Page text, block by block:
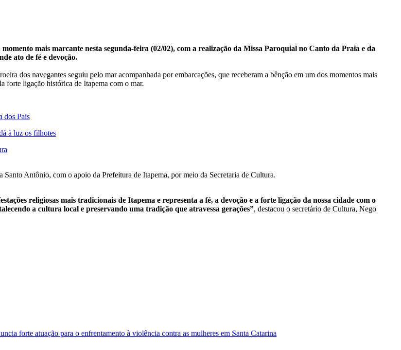
mais marcante nesta segunda-feira (02/02), com a realização da Missa Paroquial no Canto da Praia e da
ato de fé e devoção.
dos navegantes seguiu pelo mar acompanhada por embarcações, que receberam a bênção em um dos momentos mais
forte ligação histórica de Itapema com o mar.
dos Pais
à luz os filhotes
Antônio, com o apoio da Prefeitura de Itapema, por meio da Secretaria de Cultura.
religiosas mais tradicionais de Itapema e representa a fé, a devoção e a forte ligação da nossa cidade com o
a cultura local e preservando uma tradição que atravessa gerações”, destacou o secretário de Cultura, Nego